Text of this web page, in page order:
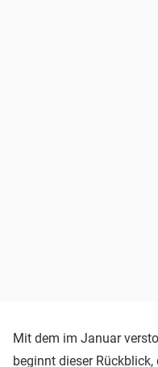
Mit dem im Januar
beginnt dieser